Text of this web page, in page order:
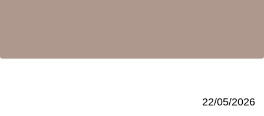
22/05/2026